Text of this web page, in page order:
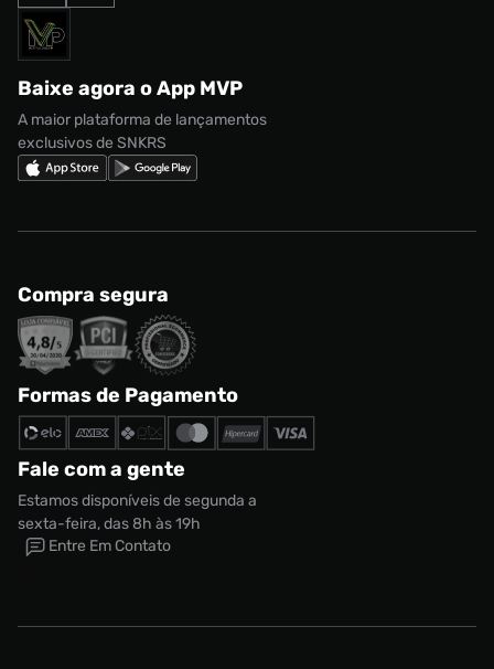
Acessórios
Marcas
adidas Adi2000
adidas Campus
Nike Shox
Política de privacidade
Regulamento CRM/ CASHBACK
Regulamento Cupom
Solicite seus dados
Baixe agora o App MVP
A maior plataforma de lançamentos
exclusivos de SNKRS
Compra segura
Formas de Pagamento
Fale com a gente
Estamos disponíveis de segunda a
sexta-feira, das 8h às 19h
Entre Em Contato